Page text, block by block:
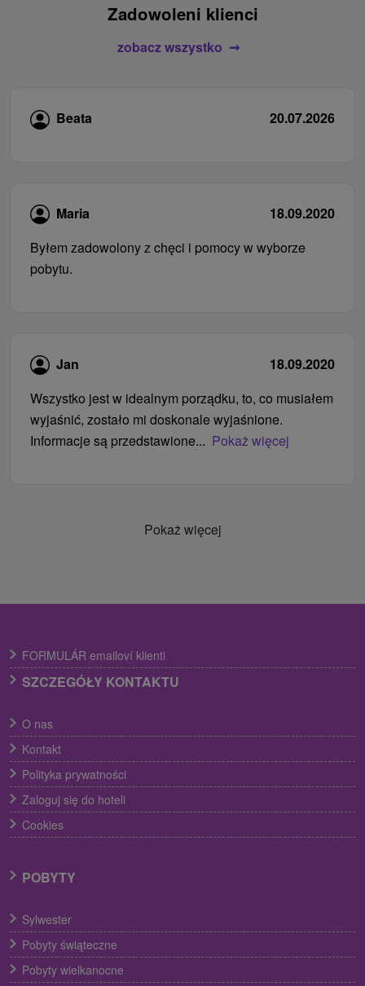
Zadowoleni klienci
zobacz wszystko
Beata 20.07.2026
Maria
18.09.2020
Byłem zadowolony z chęci i pomocy w wyborze
pobytu.
Jan
18.09.2020
Wszystko jest w idealnym porządku, to, co musiałem
wyjaśnić, zostało mi doskonale wyjaśnione.
Informacje są przedstawione... Pokaż więcej
Pokaż więcej
FORMULÁR emailoví klienti
SZCZEGÓŁY KONTAKTU
O nas
Kontakt
Polityka prywatności
Zaloguj się do hoteli
Cookies
POBYTY
Sylwester
Pobyty świąteczne
Pobyty wielkanocne